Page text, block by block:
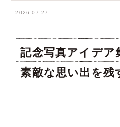
2026.07.27
記念写真アイデア
素敵な思い出を残